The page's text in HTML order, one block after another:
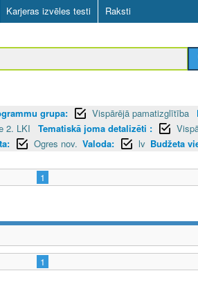
Karjeras izvēles testi Raksti
grupa: Vispārējā pamatizglītība
2. LKI Tematiskā joma detalizēti :
Ogres nov. Valoda: lv Budžeta
1
1